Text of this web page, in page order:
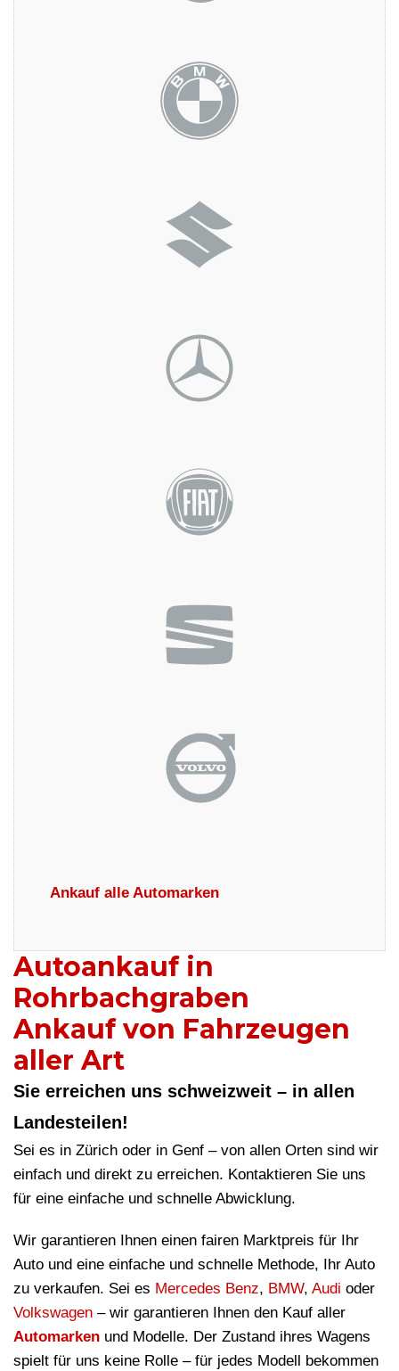
Ankauf alle Automarken
Autoankauf in
Rohrbachgraben
Ankauf von Fahrzeugen
aller Art
Sie erreichen uns schweizweit – in allen
Landesteilen!
Sei es in Zürich oder in Genf – von allen Orten sind wir
einfach und direkt zu erreichen. Kontaktieren Sie uns
für eine einfache und schnelle Abwicklung.
Wir garantieren Ihnen einen fairen Marktpreis für Ihr
Auto und eine einfache und schnelle Methode, Ihr Auto
zu verkaufen. Sei es Mercedes Benz, BMW, Audi oder
Volkswagen – wir garantieren Ihnen den Kauf aller
Automarken und Modelle. Der Zustand ihres Wagens
spielt für uns keine Rolle – für jedes Modell bekommen